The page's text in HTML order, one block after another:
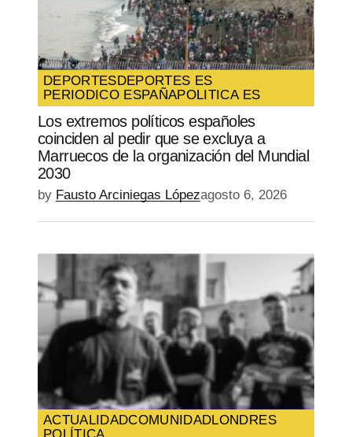
DEPORTESDEPORTES ES
PERIODICO ESPAÑAPOLITICA ES
Los extremos políticos españoles
coinciden al pedir que se excluya a
Marruecos de la organización del Mundial
2030
by Fausto Arciniegas Lópezagosto 6, 2026
ACTUALIDADCOMUNIDADLONDRES